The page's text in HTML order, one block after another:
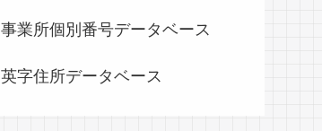
事業所個別番号データベース
英字住所データベース